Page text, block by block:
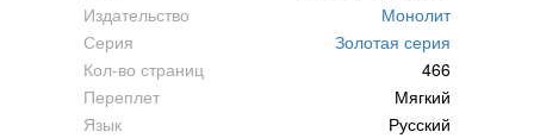
Издательство
Монолит
Серия
Золотая серия
Кол-во страниц
466
Переплет
Мягкий
Язык
Русский